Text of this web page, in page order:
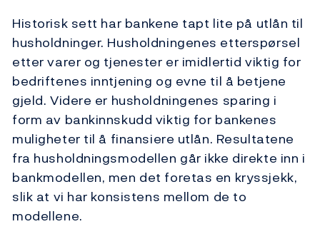
Historisk sett har bankene tapt lite på utlån til
husholdninger. Husholdningenes etterspørsel
etter varer og tjenester er imidlertid viktig for
bedriftenes inntjening og evne til å betjene
gjeld. Videre er husholdningenes sparing i
form av bankinnskudd viktig for bankenes
muligheter til å finansiere utlån. Resultatene
fra husholdningsmodellen går ikke direkte inn i
bankmodellen, men det foretas en kryssjekk,
slik at vi har konsistens mellom de to
modellene.